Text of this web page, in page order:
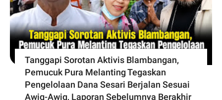
Tanggapi Sorotan Aktivis Blambangan,
Pemucuk Pura Melanting Tegaskan
Pengelolaan Dana Sesari Berjalan Sesuai
Awig-Awig, Laporan Sebelumnya Berakhir